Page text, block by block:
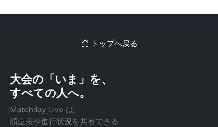
トップへ戻る
大会の「いま」を、
すべての人へ。
Matchday Live は、
順位表や進行状況を共有できる